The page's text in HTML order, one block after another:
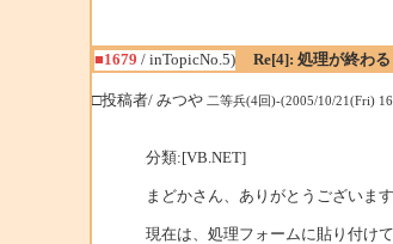
■1679 / inTopicNo.5)
Re[4]: 処理が終わ
□投稿者/ みつや 二等兵(4回)-(2005/10/21(Fri)
分類:[VB.NET]
まどかさん、ありがとうございます
現在は、処理フォームに貼り付け